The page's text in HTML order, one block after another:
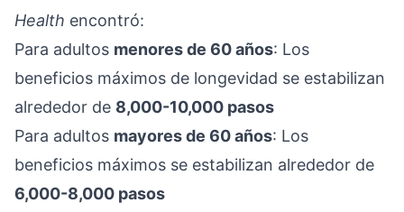
Health encontró:
Para adultos menores de 60 años: Los
beneficios máximos de longevidad se estabilizan
alrededor de 8,000-10,000 pasos
Para adultos mayores de 60 años: Los
beneficios máximos se estabilizan alrededor de
6,000-8,000 pasos